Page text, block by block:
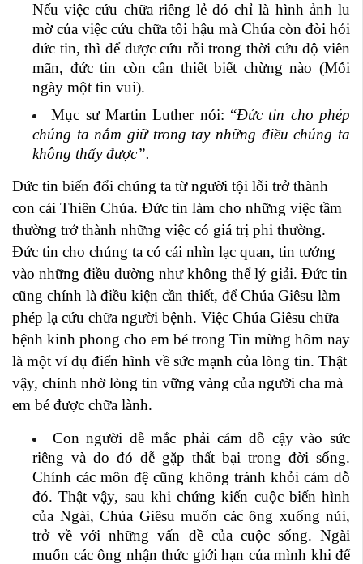
Nếu việc cứu chữa riêng lẻ đó chỉ là hình ảnh lu
mờ của việc cứu chữa tối hậu mà Chúa còn đòi hỏi
đức tin, thì để được cứu rỗi trong thời cứu độ viên
mãn, đức tin còn cần thiết biết chừng nào (Mỗi
ngày một tin vui).
Mục sư Martin Luther nói: “Đức tin cho phép
chúng ta nắm giữ trong tay những điều chúng ta
không thấy được”.
Đức tin biến đổi chúng ta từ người tội lỗi trở thành
con cái Thiên Chúa. Đức tin làm cho những việc tầm
thường trở thành những việc có giá trị phi thường.
Đức tin cho chúng ta có cái nhìn lạc quan, tin tưởng
vào những điều dường như không thể lý giải. Đức tin
cũng chính là điều kiện cần thiết, để Chúa Giêsu làm
phép lạ cứu chữa người bệnh. Việc Chúa Giêsu chữa
bệnh kinh phong cho em bé trong Tin mừng hôm nay
là một ví dụ điển hình về sức mạnh của lòng tin. Thật
vậy, chính nhờ lòng tin vững vàng của người cha mà
em bé được chữa lành.
Con người dễ mắc phải cám dỗ cậy vào sức
riêng và do đó dễ gặp thất bại trong đời sống.
Chính các môn đệ cũng không tránh khỏi cám dỗ
đó. Thật vậy, sau khi chứng kiến cuộc biến hình
của Ngài, Chúa Giêsu muốn các ông xuống núi,
trở về với những vấn đề của cuộc sống. Ngài
muốn các ông nhận thức giới hạn của mình khi để